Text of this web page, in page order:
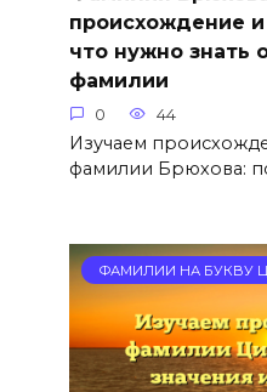
происхождение и
что нужно знать
фамилии
0 44
Изучаем
фамилии Брюхова:
ФАМИЛИИ НА БУКВУ Ц